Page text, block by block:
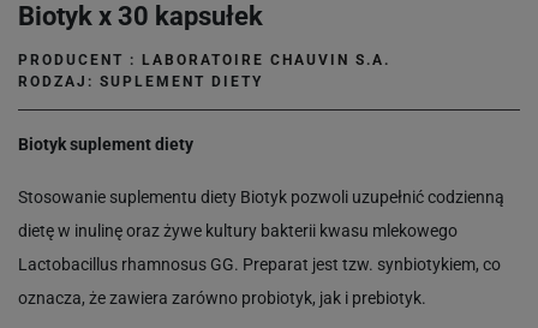
Biotyk x 30 kapsułek
PRODUCENT :
LABORATOIRE CHAUVIN S.A.
RODZAJ: SUPLEMENT DIETY
Biotyk suplement diety
Stosowanie suplementu diety Biotyk pozwoli uzupełnić codzienną
dietę w inulinę oraz żywe kultury bakterii kwasu mlekowego
Lactobacillus rhamnosus GG. Preparat jest tzw. synbiotykiem, co
oznacza, że zawiera zarówno probiotyk, jak i prebiotyk.